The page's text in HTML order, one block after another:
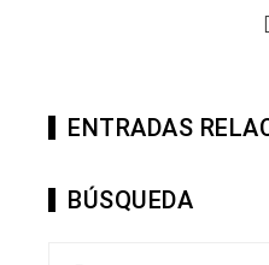
ENTRADAS
BÚSQUEDA